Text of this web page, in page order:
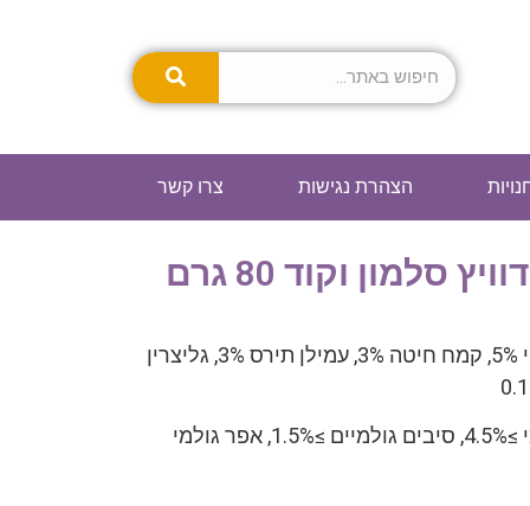
הצהרת נגישות צרו קשר
וקוד 80 גרם
מרכיבים: סלמון 66.5%, דג קוד 15%, שמן צמחי 5%, קמח חיטה 3%, עמילן תירס 3%, גליצרין
תכולה תזונתית: חלבון גולמי ≥23%, שומן גולמי ≥4.5%, סיבים גולמיים ≥1.5%, אפר גולמי